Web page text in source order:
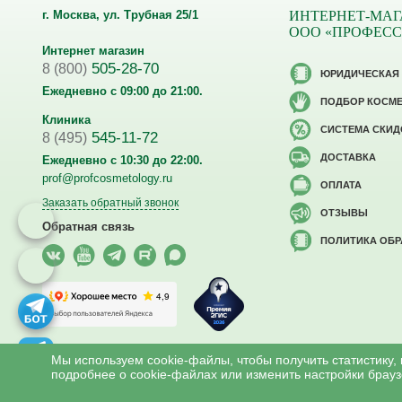
г. Москва, ул. Трубная 25/1
Интернет магазин
8 (800) 505-28-70
Ежедневно с 09:00 до 21:00.
Клиника
8 (495) 545-11-72
Ежедневно с 10:30 до 22:00.
prof@profcosmetology.ru
Заказать обратный звонок
Обратная связь
ИНТЕРНЕТ-
ООО
ПОДБОР
CИСТЕМА
ДОСТАВКА
ОПЛАТА
ОТЗЫВЫ
ПОЛИТИКА
Мы используем cookie-файлы, чтобы получить
подробнее о cookie-файлах или изменить настройки